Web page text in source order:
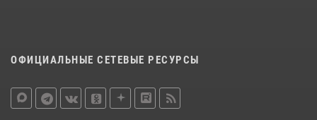
ОФИЦИАЛЬНЫЕ СЕТЕВЫЕ РЕСУРСЫ